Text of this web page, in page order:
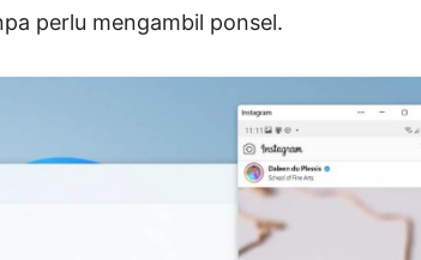
perlu mengambil ponsel.